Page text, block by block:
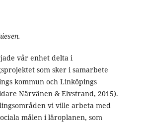
vår enhet delta i
som sker i samarbete
kommun och Linköpings
Närvänen & Elvstrand, 2015).
vi ville arbeta med
målen i läroplanen, som